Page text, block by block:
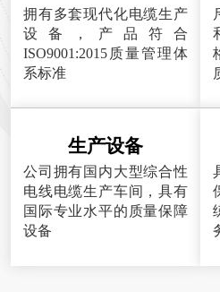
拥有多套现代化电缆生产
设备，产品符合
ISO9001:2015质量管理体
系标准
生产设备
公司拥有国内大型综合性
电线电缆生产车间，具有
国际专业水平的质量保障
设备